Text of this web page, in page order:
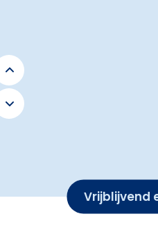
Vrijblijvend